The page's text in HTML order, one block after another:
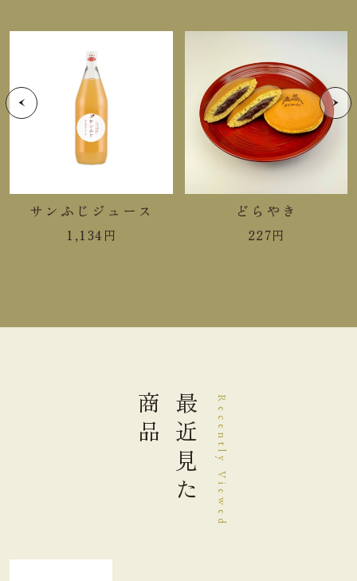
日持ち
賞味期限まで７日以上お日持ちす
るものをお届け
開運老松1本・雪形1本
サンふじジュース
1,134 円
どらやき
227円
Recently Viewed
最近見た
商品